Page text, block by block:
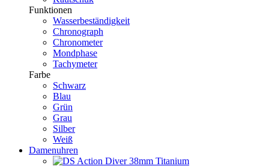
Funktionen
Wasserbeständigkeit
Chronograph
Chronometer
Mondphase
Tachymeter
Farbe
Schwarz
Blau
Grün
Grau
Silber
Weiß
Damenuhren